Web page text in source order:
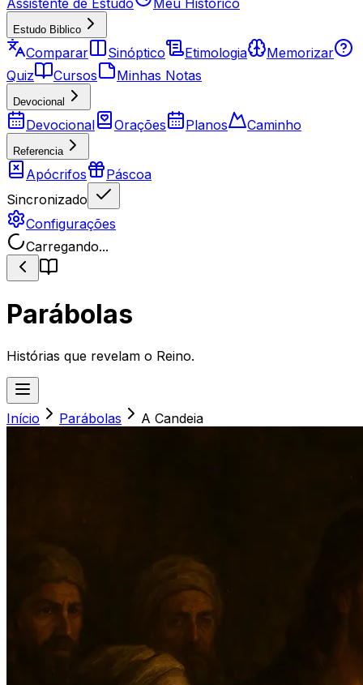
Assistente de Estudo
Meu Histórico
Estudo Biblico
Comparar Sinóptico Etimologia
Memorizar
Quiz
Cursos Minhas Notas
Devocional
Devocional Orações Planos Caminho
Referencia
Apócrifos
Páscoa
Sincronizado
Configurações
Carregando...
Parábolas
Histórias que revelam o Reino.
Início Parábolas A Candeia